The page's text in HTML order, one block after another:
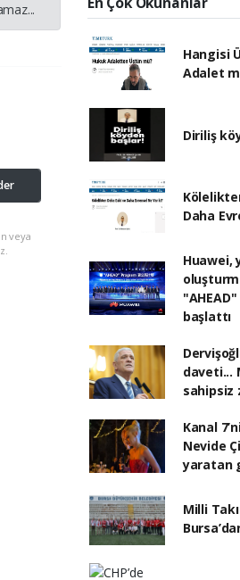
veya
Hangisi
Adalet
Diriliş
Daha
Huawei,
başlattı
daveti...
sahipsiz
Kanal
Nevide
yaratan
Milli